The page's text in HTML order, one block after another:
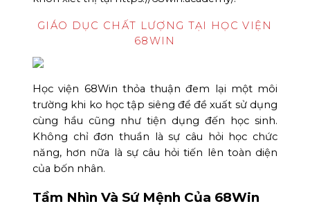
GIÁO DỤC CHẤT LƯỢNG TẠI HỌC VIỆN
68WIN
Học viện 68Win thỏa thuận đem lại một môi
trường khi ko học tập siêng để đề xuất sử dụng
cùng hầu cũng như tiện dụng đến học sinh.
Không chỉ đơn thuần là sự câu hỏi học chức
năng, hơn nữa là sự câu hỏi tiến lên toàn diện
của bốn nhân.
Tầm Nhìn Và Sứ Mệnh Của 68Win